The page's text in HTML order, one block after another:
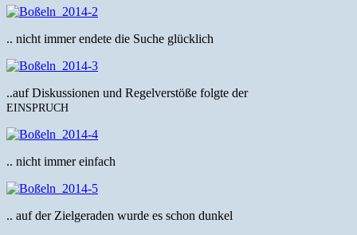
.. nicht immer endete die Suche glücklich
..auf Diskus­sio­nen und Regelver­stöße fol­gte der
EINSPRUCH
.. nicht immer einfach
.. auf der Ziel­ger­aden wurde es schon dunkel